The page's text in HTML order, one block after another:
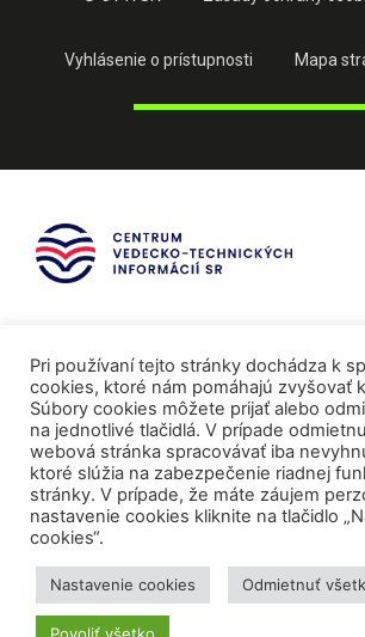
Vyhlásenie o prístupnosti Mapa
Mediálni partneri
Pri používaní tejto stránky dochádza k
cookies, ktoré nám pomáhajú zvyšovať
Súbory cookies môžete prijať alebo
na jednotlivé tlačidlá. V prípade
webová stránka spracovávať iba
ktoré slúžia na zabezpečenie riadnej
stránky. V prípade, že máte záujem
nastavenie cookies kliknite na tlačidlo
cookies“.
Nastavenie cookies Odmietnuť